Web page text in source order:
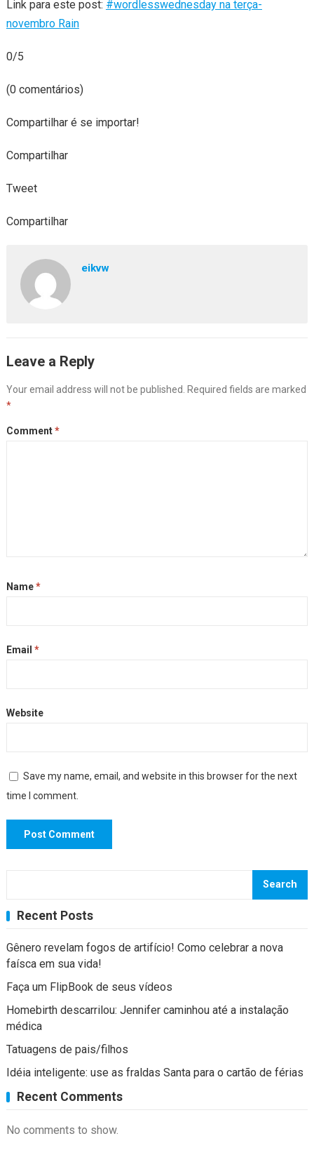
Link para este post: #wordlesswednesday na terça-
novembro Rain
0/5
(0 comentários)
Compartilhar é se importar!
Compartilhar
Tweet
Compartilhar
eikvw
Leave a Reply
Your email address will not be published.
Required fields are marked
*
Comment*
Name*
Email *
Website
Save my name, email, and website in this browser for the next
time I comment.
Search
Recent Posts
Gênero revelam fogos de artifício! Como celebrar a nova
faísca em sua vida!
Faça um FlipBook de seus vídeos
Homebirth descarrilou: Jennifer caminhou até a instalação
médica
Tatuagens de pais/filhos
Idéia inteligente: use as fraldas Santa para o cartão de férias
Recent Comments
No comments to show.